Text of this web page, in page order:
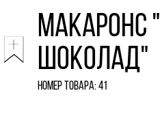
Макаронс
шоколад"
Номер товара: 41